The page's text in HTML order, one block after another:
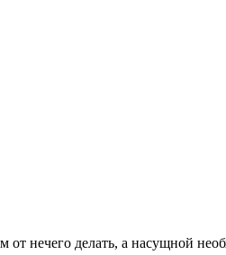
от нечего делать, а насущной